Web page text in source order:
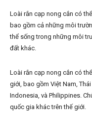
Loài rắn cạp nong cắn có
bao gồm cả những môi
thể sống trong những môi
đất khác.
Loài rắn cạp nong cắn có
giới, bao gồm Việt Nam,
Indonesia, và Philippines.
quốc gia khác trên thế giới.